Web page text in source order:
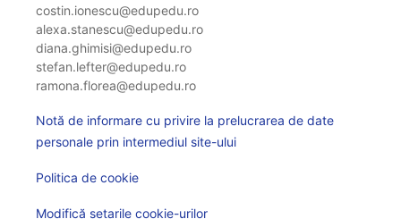
costin.ionescu@edupedu.ro
alexa.stanescu@edupedu.ro
diana.ghimisi@edupedu.ro
stefan.lefter@edupedu.ro
ramona.florea@edupedu.ro
Notă de informare cu privire la prelucrarea de date
personale prin intermediul site-ului
Politica de cookie
Modifică setarile cookie-urilor